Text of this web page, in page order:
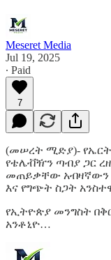
Meseret Media
Jul 19, 2025
∙ Paid
7
(መሠረት ሚድያ)-
የቴሌቭዥን ጣብያ ጋር
መጠይቃቸው አብዛኛውን
እና የግጭት ስጋት
የኢትዮጵያ መንግስት
አንቶኒዮ…